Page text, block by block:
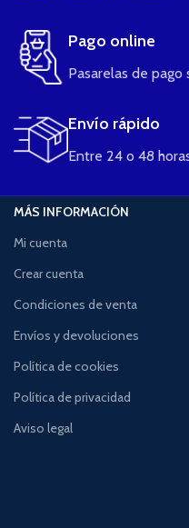
Pago online
Pasarelas de pago
Envío rápido
Entre 24 o 48
MÁS INFORMACIÓN
Mi cuenta
Crear cuenta
Condiciones de venta
Envíos y devoluciones
Política de cookies
Política de privacidad
Aviso legal